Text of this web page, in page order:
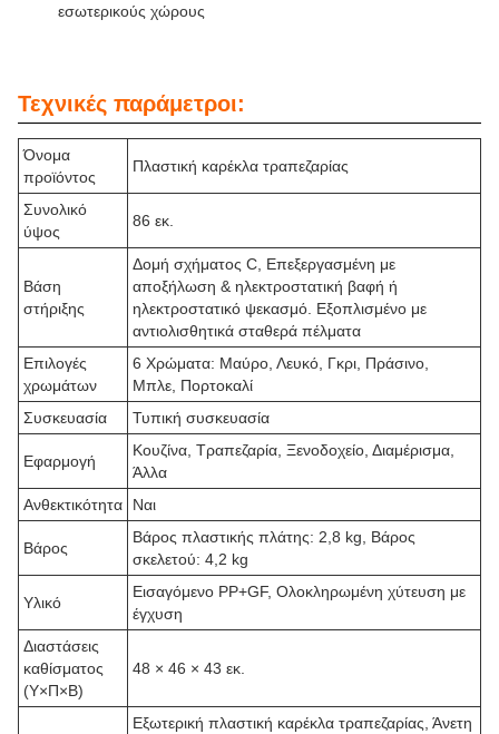
εσωτερικούς χώρους
Τεχνικές παράμετροι:
Όνομα
προϊόντος
Πλαστική καρέκλα τραπεζαρίας
Συνολικό
ύψος
86 εκ.
Βάση
στήριξης
Δομή σχήματος C, Επεξεργασμένη με
αποξήλωση & ηλεκτροστατική βαφή ή
ηλεκτροστατικό ψεκασμό. Εξοπλισμένο με
αντιολισθητικά σταθερά πέλματα
Επιλογές
χρωμάτων
6 Χρώματα: Μαύρο, Λευκό, Γκρι, Πράσινο,
Μπλε, Πορτοκαλί
Συσκευασία
Τυπική συσκευασία
Εφαρμογή
Κουζίνα, Τραπεζαρία, Ξενοδοχείο, Διαμέρισμα,
Άλλα
Ανθεκτικότητα
Ναι
Βάρος
Βάρος πλαστικής πλάτης: 2,8 kg, Βάρος
σκελετού: 4,2 kg
Υλικό
Εισαγόμενο PP+GF, Ολοκληρωμένη χύτευση με
έγχυση
Διαστάσεις
καθίσματος
(Υ×Π×Β)
48 × 46 × 43 εκ.
Εξωτερική πλαστική καρέκλα τραπεζαρίας, Άνετη